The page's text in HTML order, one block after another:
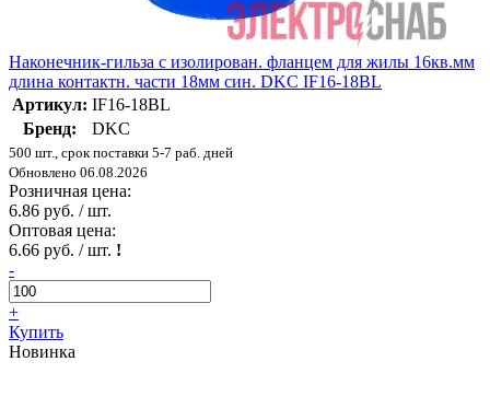
Наконечник-гильза с изолирован. фланцем для жилы 16кв.мм
длина контактн. части 18мм син. DKC IF16-18BL
Артикул: IF16-18BL
Бренд:
DKC
500 шт., срок поставки 5-7 раб. дней
Обновлено 06.08.2026
Розничная цена:
6.86 руб. / шт.
Оптовая цена:
6.66 руб. / шт. !
-
+
Купить
Новинка